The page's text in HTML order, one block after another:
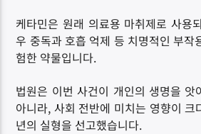
케타민은 원래 의료용 마취제로 사용
우 중독과 호흡 억제 등 치명적인 부작
험한 약물입니다.
법원은 이번 사건이 개인의 생명을 앗
아니라, 사회 전반에 미치는 영향이
년의 실형을 선고했습니다.